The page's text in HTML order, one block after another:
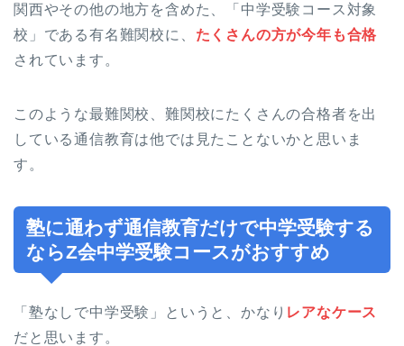
関西やその他の地方を含めた、「中学受験コース対象
校」である有名難関校に、 たくさんの方が今年も合格
されています。
このような最難関校、難関校にたくさんの合格者を出
している通信教育は他では見たことないかと思いま
す。
塾に通わず通信教育だけで中学受験する
ならZ会中学受験コースがおすすめ
「塾なしで中学受験」というと、かなり レアなケース
だと思います。